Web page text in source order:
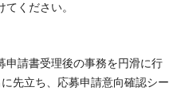
ください。
申請書受理後の事務を円滑に行
先立ち、応募申請意向確認シー